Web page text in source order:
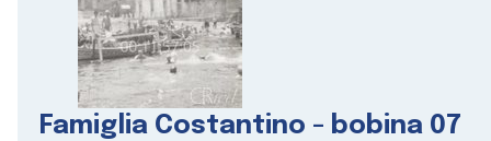
Famiglia Costantino - bobina 07